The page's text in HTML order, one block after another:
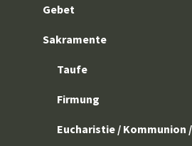
Gebet
Sakramente
Taufe
Firmung
Eucharistie / Kommunion